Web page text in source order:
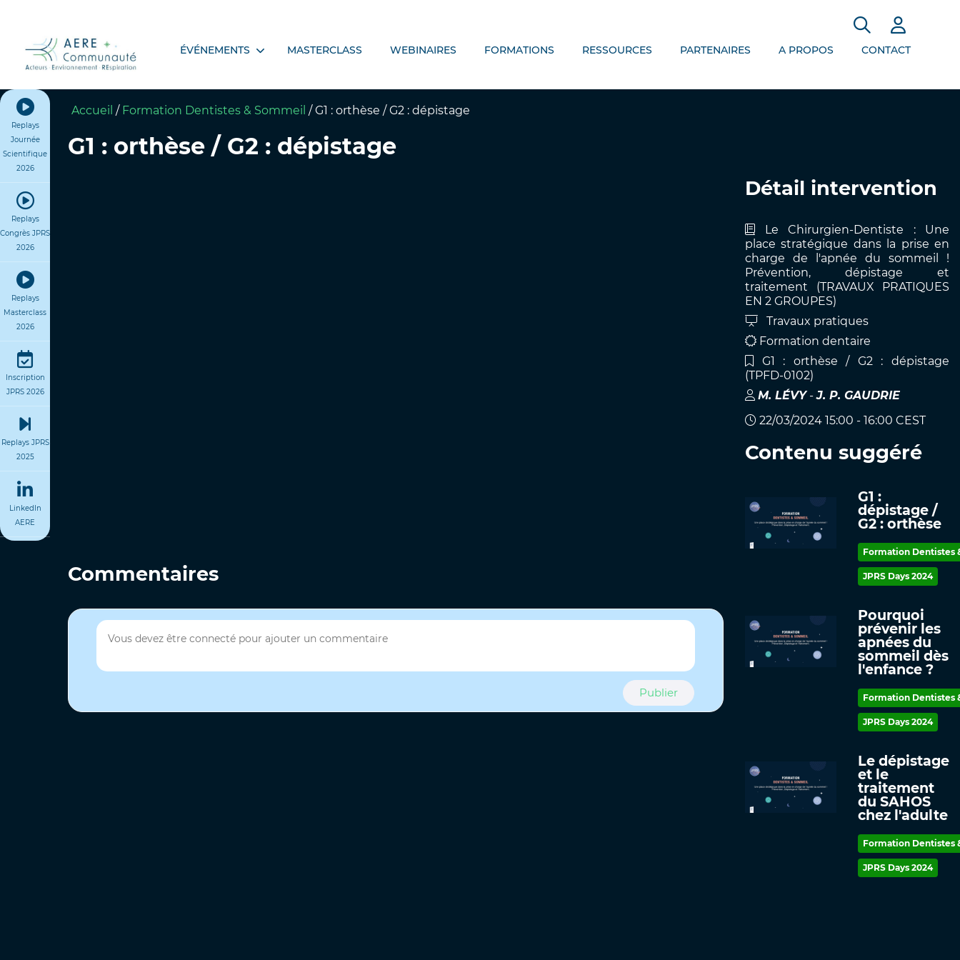
ÉVÉNEMENTS MASTERCLASS WEBINAIRES FORMATIONS RESSOURCES PARTENAIRES A PROPOS CONTACT
Accueil / Formation Dentistes & Sommeil /G1 : orthèse / G2 : dépistage
G1 : orthèse / G2 : dépistage
Commentaires
Publier
Détail intervention
Le Chirurgien-Dentiste : Une
place stratégique dans la prise en
charge de l'apnée du sommeil !
Prévention, dépistage et
traitement (TRAVAUX PRATIQUES
EN 2 GROUPES)
Travaux pratiques
Formation dentaire
G1 : orthèse / G2 : dépistage
(TPFD-0102)
M. LÉVY-J. P. GAUDRIE
22/03/2024 15:00 - 16:00 CEST
Contenu suggéré
G1 :
dépistage /
G2 : orthèse
Formation Dentistes
JPRS Days 2024
Pourquoi
prévenir les
apnées du
sommeil dès
l'enfance ?
Formation Dentistes
JPRS Days 2024
Le dépistage
et le
traitement
du SAHOS
chez l'adulte
Formation Dentistes
JPRS Days 2024
Replays
Journée
Scientifique
2026
Replays
Congrès JPRS
2026
Replays
Masterclass
2026
Inscription
JPRS 2026
Replays JPRS
2025
LinkedIn
AERE